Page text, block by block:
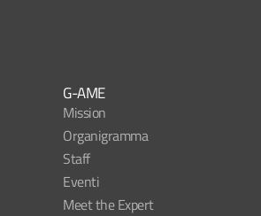
G-AME
Mission
Organigramma
Staff
Eventi
Meet the Expert